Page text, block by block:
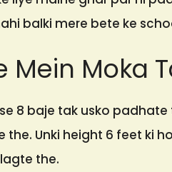
balki mere bete ke
Mein Moka
8 baje tak usko
the. Unki height 6 feet ki
the.